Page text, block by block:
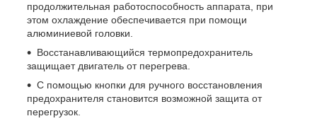
продолжительная работоспособность аппарата, при
этом охлаждение обеспечивается при помощи
алюминиевой головки.
Восстанавливающийся термопредохранитель
защищает двигатель от перегрева.
С помощью кнопки для ручного восстановления
предохранителя становится возможной защита от
перегрузок.